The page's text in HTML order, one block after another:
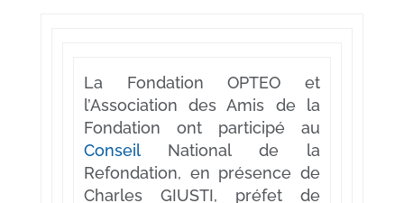
La Fondation OPTEO et
l’Association des Amis de la
Fondation ont participé au
ConseilNational de la
Refondation, en présence de
Charles GIUSTI, préfet de